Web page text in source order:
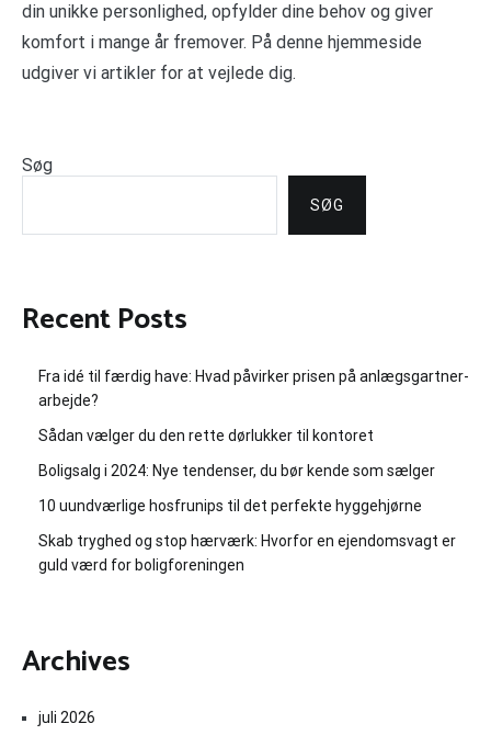
din unikke personlighed, opfylder dine behov og giver
komfort i mange år fremover. På denne hjemmeside
udgiver vi artikler for at vejlede dig.
Søg
SØG
Recent Posts
Fra idé til færdig have: Hvad påvirker prisen på anlægsgartner-
arbejde?
Sådan vælger du den rette dørlukker til kontoret
Boligsalg i 2024: Nye tendenser, du bør kende som sælger
10 uundværlige hosfrunips til det perfekte hyggehjørne
Skab tryghed og stop hærværk: Hvorfor en ejendomsvagt er
guld værd for boligforeningen
Archives
juli 2026